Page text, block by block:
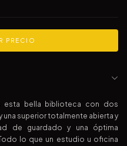
esta bella biblioteca con dos
una superior totalmente abierta y
de guardado y una óptima
lo que un estudio u oficina